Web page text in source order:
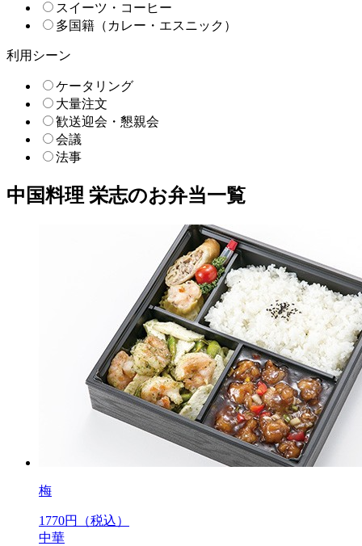
スイーツ・コーヒー
多国籍（カレー・エスニック）
利用シーン
ケータリング
大量注文
歓送迎会・懇親会
会議
法事
中国料理 栄志のお弁当一覧
梅
1770円（税込）
中華